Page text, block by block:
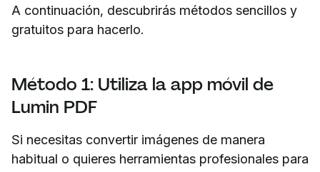
A continuación, descubrirás métodos sencillos y
gratuitos para hacerlo.
Método 1: Utiliza la app móvil de
Lumin PDF
Si necesitas convertir imágenes de manera
habitual o quieres herramientas profesionales para